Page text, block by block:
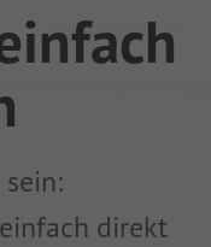
direkt